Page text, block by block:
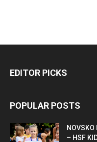
EDITOR PICKS
POPULAR POSTS
NOVSKO
– HSF